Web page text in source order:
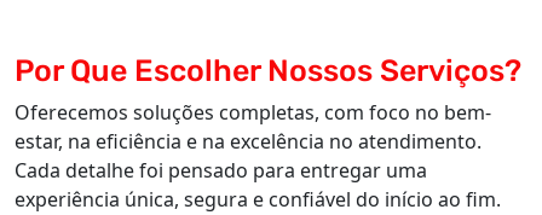
Por Que Escolher Nossos Serviços?
Oferecemos soluções completas, com foco no bem-
estar, na eficiência e na excelência no atendimento.
Cada detalhe foi pensado para entregar uma
experiência única, segura e confiável do início ao fim.